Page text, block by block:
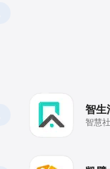
智生
智慧